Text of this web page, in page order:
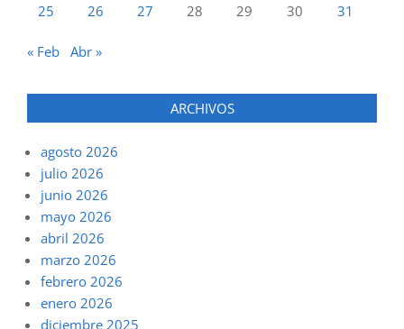
25
26 27 28 29 30 31
« Feb Abr »
ARCHIVOS
agosto 2026
julio 2026
junio 2026
mayo 2026
abril 2026
marzo 2026
febrero 2026
enero 2026
diciembre 2025